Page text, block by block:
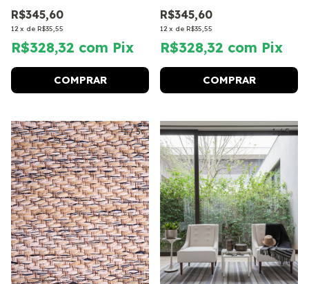
R$345,60
12 x de R$35,55
R$328,32 com Pix
COMPRAR
R$345,60
12 x de R$35,55
R$328,32 com Pix
COMPRAR
1/5 1/5